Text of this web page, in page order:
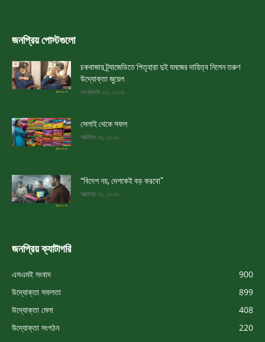
জনপ্রিয় পোস্টগুলো
চকবাজার ট্র্যাজেডিতে পিতৃহারা দুই যমজের দায়িত্ব নিলেন তরুণ
উদ্যোক্তা জুয়েল
ফেব্রুয়ারি ২৩, ২০১৯
সেলাই থেকে সফল
অক্টোবর ২৯, ২০১৮
“বিদেশ নয়, দেশকেই বড় করবো”
অক্টোবর ১৯, ২০১৮
জনপ্রিয় ক্যাটাগরি
এসএমই সংবাদ
900
উদ্যোক্তা সফলতা
899
উদ্যোক্তা মেলা
408
উদ্যোক্তা সংগঠন
220